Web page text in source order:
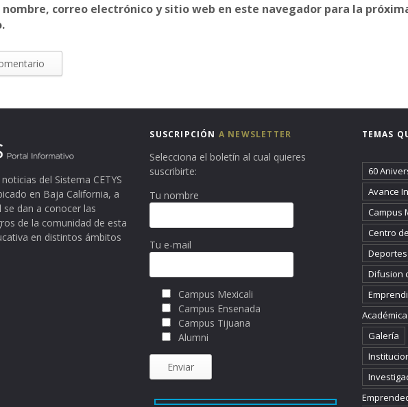
correo electrónico y sitio web en este navegador para la
del Sistema CETYS
en Baja California, a
se dan a conocer las
de la comunidad de esta
en distintos ámbitos
SUSCRIPCIÓN A NEWSLETTER
Selecciona el boletín al cual quieres
suscribirte:
Tu nombre
Tu e-mail
Campus Mexicali
Campus Ensenada
Campus Tijuana
Alumni
TEMAS
60
Avance
Campus
Centro
Deportes
Difusion
Académica
Galería